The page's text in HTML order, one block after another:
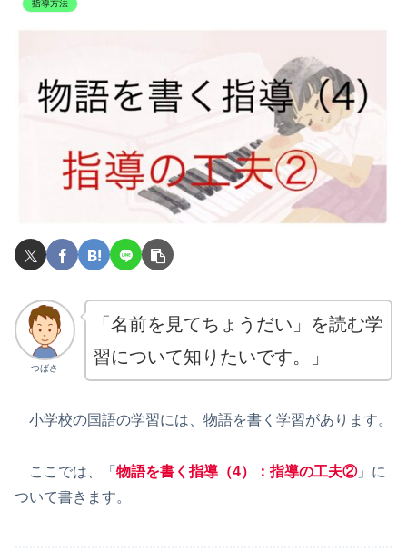
指導方法
つばさ
「名前を見てちょうだい」を読む学
習について知りたいです。」
小学校の国語の学習には、物語を書く学習があります。
ここでは、「 物語を書く指導（4）：指導の工夫②」に
ついて書きます。